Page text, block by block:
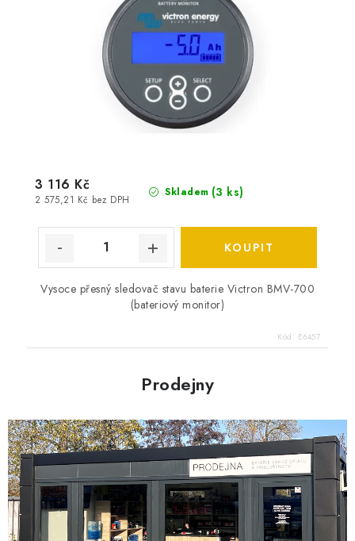
Skladem (3 ks)
2 575,21 Kč bez DPH
3 116 Kč
Vysoce přesný sledovač stavu baterie Victron BMV-700
(bateriový monitor)
Kód: E6457
Prodejny